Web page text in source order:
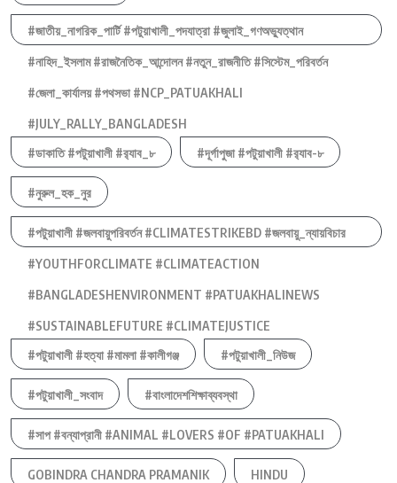
#জাতীয়_নাগরিক_পার্টি #পটুয়াখালী_পদযাত্রা #জুলাই_গণঅভ্যুত্থান
#নাহিদ_ইসলাম #রাজনৈতিক_আন্দোলন #নতুন_রাজনীতি #সিস্টেম_পরিবর্তন
#জেলা_কার্যালয় #পথসভা #NCP_PATUAKHALI
#JULY_RALLY_BANGLADESH
#ডাকাতি #পটুয়াখালী #র‍্যাব_৮
#দূর্গাপুজা #পটুয়াখালী #র‍্যাব-৮
#নুরুল_হক_নুর
#পটুয়াখালী #জলবায়ুপরিবর্তন #CLIMATESTRIKEBD #জলবায়ু_ন্যায়বিচার
#YOUTHFORCLIMATE #CLIMATEACTION
#BANGLADESHENVIRONMENT #PATUAKHALINEWS
#SUSTAINABLEFUTURE #CLIMATEJUSTICE
#পটুয়াখালী #হত্যা #মামলা #কালীগঞ্জ
#পটুয়াখালী_নিউজ
#পটুয়াখালী_সংবাদ #বাংলাদেশশিক্ষাব্যবস্থা
#সাপ #বন্যাপ্রানী #ANIMAL #LOVERS #OF #PATUAKHALI
GOBINDRA CHANDRA PRAMANIK HINDU